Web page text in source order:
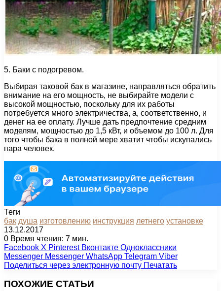
5. Баки с подогревом.
Выбирая таковой бак в магазине, направляться обратить
внимание на его мощность, не выбирайте модели с
высокой мощностью, поскольку для их работы
потребуется много электричества, а, соответственно, и
денег на ее оплату. Лучше дать предпочтение средним
моделям, мощностью до 1,5 кВт, и объемом до 100 л. Для
того чтобы бака в полной мере хватит чтобы искупались
пара человек.
Теги
бак душа изготовлению инструкция летнего установке
13.12.2017
0 Время чтения: 7 мин.
Facebook X Pinterest Вконтакте Одноклассники
Messenger Messenger WhatsApp Telegram Viber
Поделиться через электронную почту Печатать
ПОХОЖИЕ СТАТЬИ